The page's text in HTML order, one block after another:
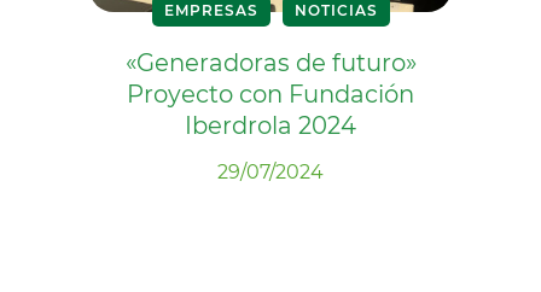
EMPRESAS NOTICIAS
«Generadoras de futuro»
Proyecto con Fundación
Iberdrola 2024
29/07/2024